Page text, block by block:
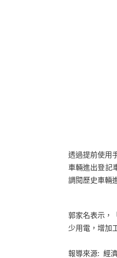
透過提前使用
車輛進出登記
調閱歷史車輛
郭家名表示，
少用電，增加
報導來源: 經